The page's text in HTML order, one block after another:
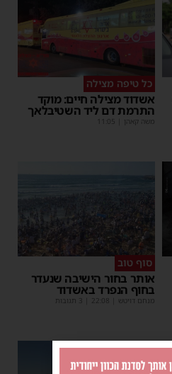
כל טיפה מצילה
אשדוד מצילה חיים: מוקד
התרמת דם ליד השטיבלאך
משה קאהן 11:05
סוף טוב
אותר בחור הישיבה שנעדר
בחוף הנפרד באשדוד
מנחם דויטש 22:08